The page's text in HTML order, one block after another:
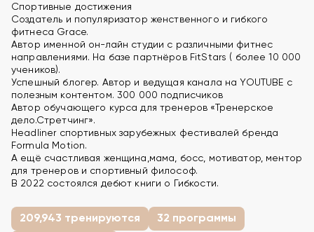
Спортивные достижения
Создатель и популяризатор женственного и гибкого
фитнеса Grace.
Автор именной он-лайн студии с различными фитнес
направлениями. На базе партнёров FitStars ( более 10 000
учеников).
Успешный блогер. Автор и ведущая канала на YOUTUBE с
полезным контентом. 300 000 подписчиков
Автор обучающего курса для тренеров «Тренерское
дело.Стретчинг».
Headliner спортивных зарубежных фестивалей бренда
Formula Motion.
А ещё счастливая женщина,мама, босс, мотиватор, ментор
для тренеров и спортивный философ.
В 2022 состоялся дебют книги о Гибкости.
209,943 тренируются 32 программы